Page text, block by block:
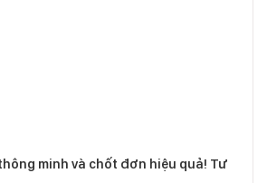
minh và chốt đơn hiệu quả! Tư